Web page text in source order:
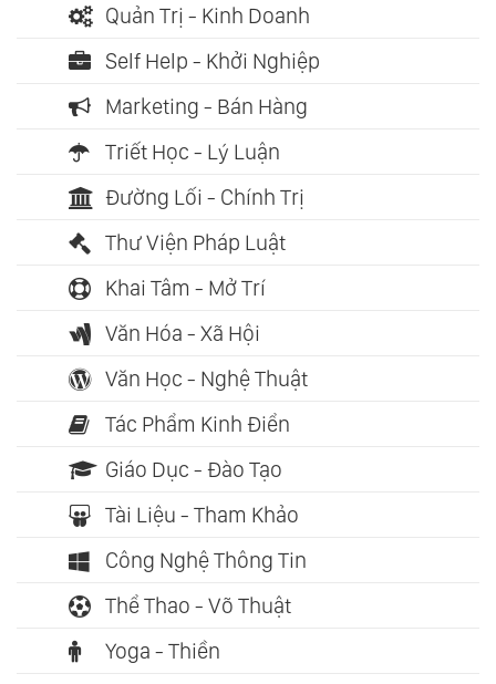
Quản Trị - Kinh Doanh
Self Help - Khởi Nghiệp
Marketing - Bán Hàng
Triết Học - Lý Luận
Đường Lối - Chính Trị
Thư Viện Pháp Luật
Khai Tâm - Mở Trí
Văn Hóa - Xã Hội
Văn Học - Nghệ Thuật
Tác Phẩm Kinh Điển
Giáo Dục - Đào Tạo
Tài Liệu - Tham Khảo
Công Nghệ Thông Tin
Thể Thao - Võ Thuật
Yoga - Thiền